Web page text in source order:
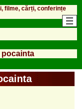
filme, cărți, conferințe
pocainta